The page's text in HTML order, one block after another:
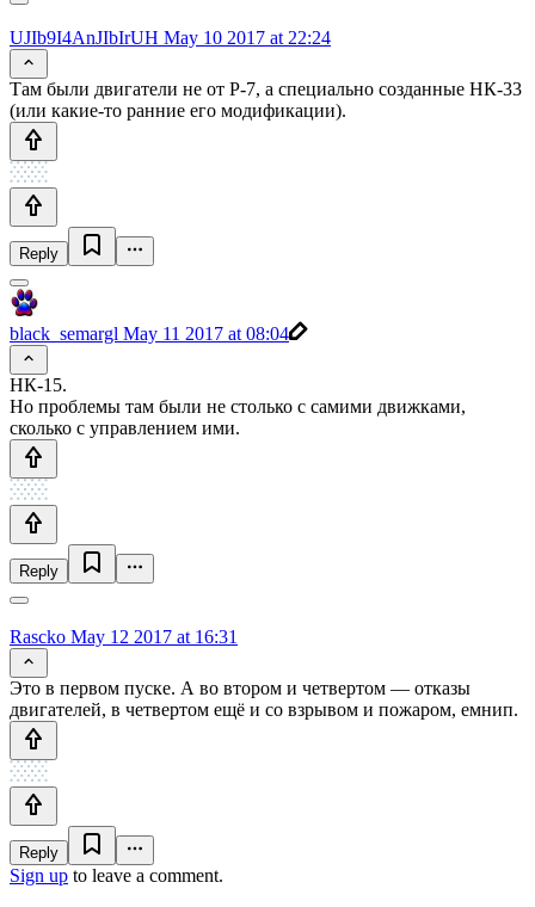
UJIb9I4AnJIbIrUH May 10 2017 at 22:24
Там были двигатели не от Р-7, а специально созданные НК-33
(или какие-то ранние его модификации).
Reply
black_semargl May 11 2017 at 08:04
НК-15.
Но проблемы там были не столько с самими движками,
сколько с управлением ими.
Reply
Rascko May 12 2017 at 16:31
Это в первом пуске. А во втором и четвертом — отказы
двигателей, в четвертом ещё и со взрывом и пожаром, емнип.
Reply
Sign up to leave a comment.